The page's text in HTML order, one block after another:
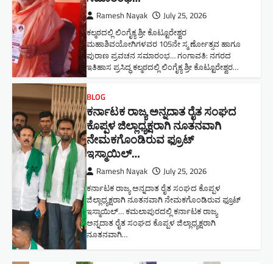
Ramesh Nayak July 25, 2026
ಕಲ್ಮಠದಲ್ಲಿ ಲಿಂಗೈಕ್ಯ ಶ್ರೀ ಕೊಟ್ಟೂರೇಶ್ವರ
ಮಹಾಶಿವಯೋಗಿಗಳವರ 105ನೇ ಸ್ಮ ರ್ಣೋತ್ಸವ ಹಾಗೂ
ಪುರಾಣ ಪ್ರವಚನ ಸಮಾರಂಭ​… ಗಂಗಾವತಿ: ನಗರದ
ಇತಿಹಾಸ ಪ್ರಸಿದ್ಧ ಕಲ್ಮಠದಲ್ಲಿ ಲಿಂಗೈಕ್ಯ ಶ್ರೀ ಕೊಟ್ಟೂರೇಶ್ವರ…
BLOG
ಕರ್ನಾಟಕ ರಾಜ್ಯ ಅನ್ನದಾತ ರೈತ ಸಂಘದ
ಕೊಪ್ಪಳ ಜಿಲ್ಲಾಧ್ಯಕ್ಷರಾಗಿ ನೂತನವಾಗಿ
ನೇಮಕಗೊಂಡಿರುವ ಫ್ರೂಟ್
ಇಸ್ಮಾಯಿಲ್…
Ramesh Nayak July 25, 2026
ಕರ್ನಾಟಕ ರಾಜ್ಯ ಅನ್ನದಾತ ರೈತ ಸಂಘದ ಕೊಪ್ಪಳ
ಜಿಲ್ಲಾಧ್ಯಕ್ಷರಾಗಿ ನೂತನವಾಗಿ ನೇಮಕಗೊಂಡಿರುವ ಫ್ರೂಟ್
ಇಸ್ಮಾಯಿಲ್… ಕಮಲಾಪುರದಲ್ಲಿ ಕರ್ನಾಟಕ ರಾಜ್ಯ
ಅನ್ನದಾತ ರೈತ ಸಂಘದ ಕೊಪ್ಪಳ ಜಿಲ್ಲಾಧ್ಯಕ್ಷರಾಗಿ
ನೂತನವಾಗಿ…